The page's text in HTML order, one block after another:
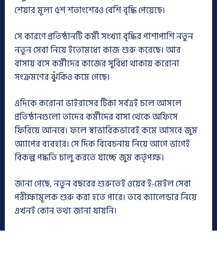
শেয়ার মূল্য ৫শ শতাংশেরও বেশি বৃদ্ধি পেয়েছে।
সে কারণে প্রতিষ্ঠানটি কর্মী সংখ্যা বৃদ্ধির পাশাপাশি নতুন
নতুন সেবা নিয়ে ইতোমধ্যে কাজ শুরু করেছে। আর
বাসায় বসে কর্মীদের কাজের সুবিধা থাকায় করোনা
সংক্রমণের ঝুঁকিও কমে গেছে।
এদিকে করোনা ভাইরাসের টিকা সর্বত্রই চলে আসলে
প্রতিষ্ঠানগুলো তাদের কর্মীদের বাসা থেকে অফিসে
ফিরিয়ে আনবে। ফলে স্বাভাবিকভাবেই কমে আসবে জুম
অ্যাপের ব্যবহার। সে দিক বিবেচনায় নিয়ে আগে ভাগেই
বিকল্প পদ্ধতি চালু করতে যাচ্ছে জুম কর্তৃপক্ষ।
জানা গেছে, নতুন বছরের শুরুতেই ওয়েব ই-মেইল সেবা
পরীক্ষামূলক শুরু করা হতে পারে। তবে ক্যালেন্ডার নিয়ে
এখনই কোন তথ্য জানা যায়নি।